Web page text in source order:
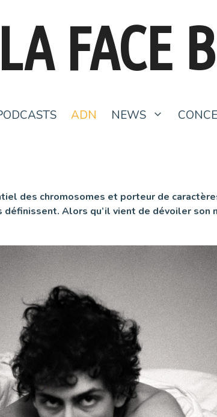
LA FACE B
ADN NEWS
des chromosomes et porteur de
Alors qu’il vient de dévoiler son